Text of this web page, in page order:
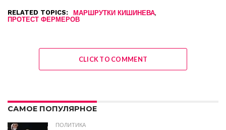
RELATED TOPICS: МАРШРУТКИ КИШИНЕВА,
ПРОТЕСТ ФЕРМЕРОВ
CLICK TO COMMENT
САМОЕ ПОПУЛЯРНОЕ
ПОЛИТИКА